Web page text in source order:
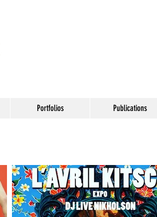
Portfolios Publications